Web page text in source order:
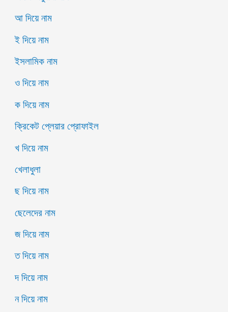
আ দিয়ে নাম
ই দিয়ে নাম
ইসলামিক নাম
ও দিয়ে নাম
ক দিয়ে নাম
ক্রিকেট প্লেয়ার প্রোফাইল
খ দিয়ে নাম
খেলাধুলা
ছ দিয়ে নাম
ছেলেদের নাম
জ দিয়ে নাম
ত দিয়ে নাম
দ দিয়ে নাম
ন দিয়ে নাম